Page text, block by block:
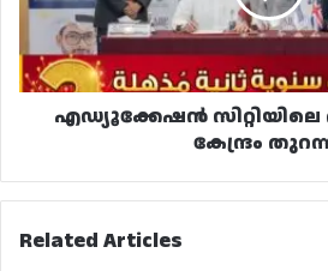
തുറന്നു
എഡ്യൂക്കേഷൻ സിറ്റിയിലെ
കേന്ദ്രം
Related Articles